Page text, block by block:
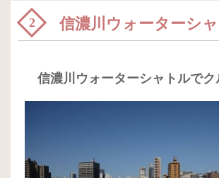
2 信濃川ウォーターシ
信濃川ウォーターシャトルで